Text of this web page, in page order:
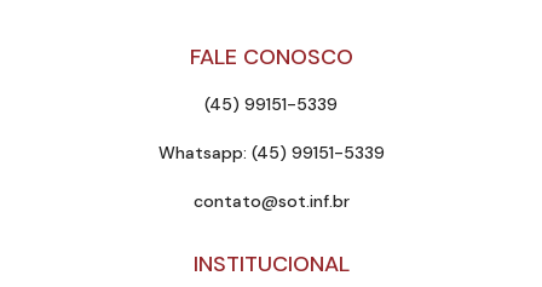
FALE CONOSCO
(45) 99151-5339
Whatsapp: (45) 99151-5339
contato@sot.inf.br
INSTITUCIONAL